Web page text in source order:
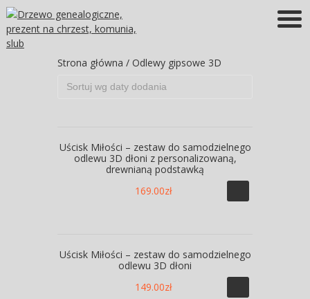
Strona główna / Odlewy gipsowe 3D
Uścisk Miłości – zestaw do samodzielnego
odlewu 3D dłoni z personalizowaną,
drewnianą podstawką
169.00zł
Uścisk Miłości – zestaw do samodzielnego
odlewu 3D dłoni
149.00zł